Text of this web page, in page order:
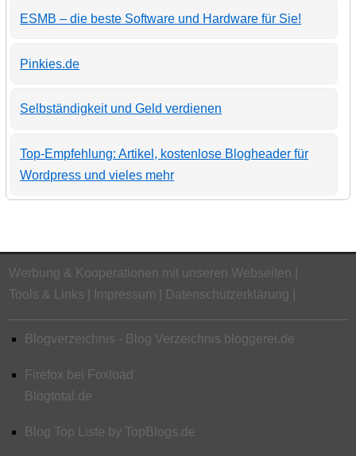
ESMB – die beste Software und Hardware für Sie!
Pinkies.de
Selbständigkeit und Geld verdienen
Top-Empfehlung: Artikel, kostenlose Blogheader für
Wordpress und vieles mehr
Werbung & Kooperationen mit unseren Webseiten
Tools & Links
Impressum Datenschutzerklärung
Blogverzeichnis - Blog Verzeichnis bloggerei.de
Firefox bei Foxload
Blogtotal.de
Blog Top Liste by TopBlogs.de